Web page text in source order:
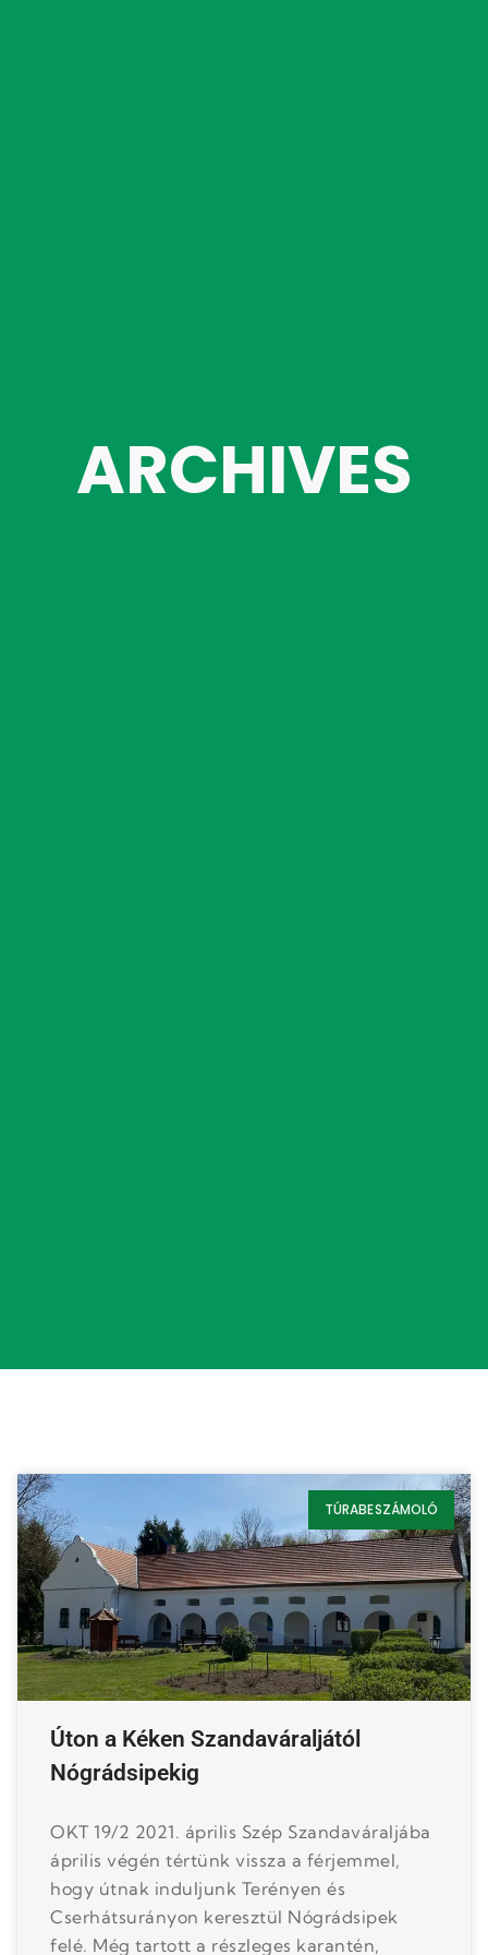
ARCHIVES
TÚRABESZÁMOLÓ
Úton a Kéken Szandaváraljától
Nógrádsipekig
OKT 19/2 2021. április Szép Szandaváraljába
április végén tértünk vissza a férjemmel,
hogy útnak induljunk Terényen és
Cserhátsurányon keresztül Nógrádsipek
felé. Még tartott a részleges karantén,